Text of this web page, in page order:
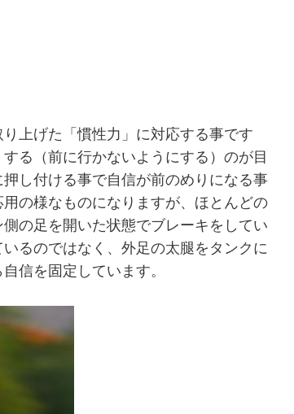
り上げた「慣性力」に対応する事です
る（前に行かないようにする）のが目
し付ける事で自信が前のめりになる事
の様なものになりますが、ほとんどの
の足を開いた状態でブレーキをしてい
るのではなく、外足の太腿をタンクに
信を固定しています。